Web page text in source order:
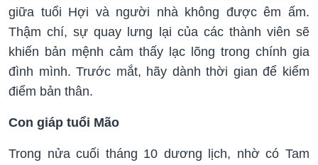
giữa tuổi Hợi và người nhà không được êm ấm.
Thậm chí, sự quay lưng lại của các thành viên sẽ
khiến bản mệnh cảm thấy lạc lõng trong chính gia
đình mình. Trước mắt, hãy dành thời gian để kiểm
điểm bản thân.
Con giáp tuổi Mão
Trong nửa cuối tháng 10 dương lịch, nhờ có Tam